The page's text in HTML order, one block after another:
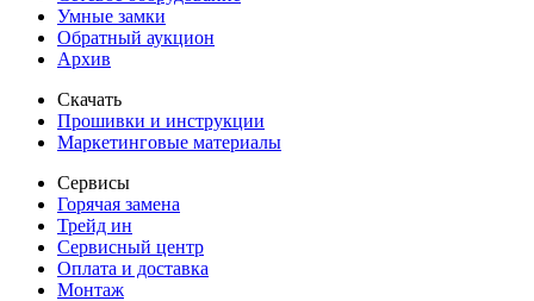
Умные замки
Обратный аукцион
Архив
Скачать
Прошивки и инструкции
Маркетинговые материалы
Сервисы
Горячая замена
Трейд ин
Сервисный центр
Оплата и доставка
Монтаж